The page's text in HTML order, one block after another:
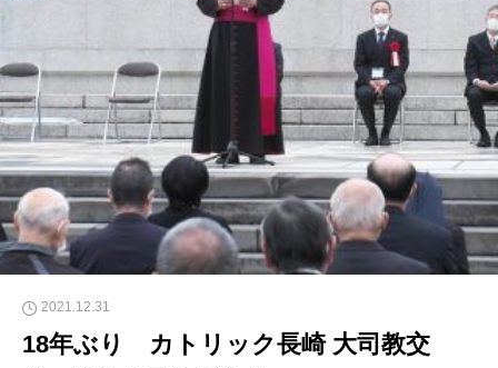
2021.12.31
18年ぶり カトリック長崎 大司教交